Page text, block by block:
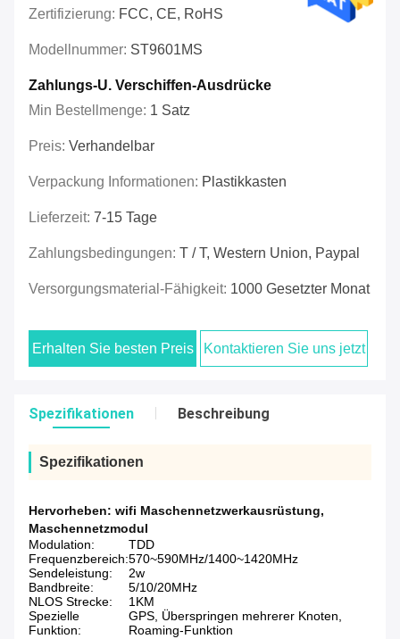
Zertifizierung: FCC, CE, RoHS
Modellnummer: ST9601MS
Zahlungs-U. Verschiffen-Ausdrücke
Min Bestellmenge: 1 Satz
Preis: Verhandelbar
Verpackung Informationen: Plastikkasten
Lieferzeit: 7-15 Tage
Zahlungsbedingungen: T / T, Western Union, Paypal
Versorgungsmaterial-Fähigkeit: 1000 Gesetzter Monat
Erhalten Sie besten Preis Kontaktieren Sie uns jetzt
Spezifikationen Beschreibung
Spezifikationen
Hervorheben: wifi Maschennetzwerkausrüstung,
Maschennetzmodul
Modulation:
TDD
Frequenzbereich:570~590MHz/1400~1420MHz
Sendeleistung:
2w
Bandbreite:
5/10/20MHz
NLOS Strecke:
1KM
Spezielle
Funktion:
GPS, Überspringen mehrerer Knoten,
Roaming-Funktion